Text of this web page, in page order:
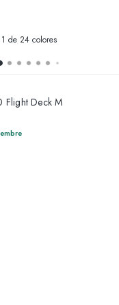
1 de 24 colores
Deck M